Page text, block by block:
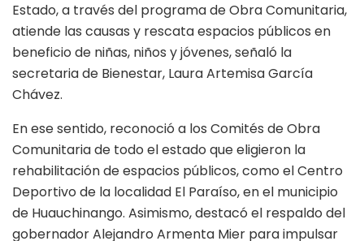
Estado, a través del programa de Obra Comunitaria,
atiende las causas y rescata espacios públicos en
beneficio de niñas, niños y jóvenes, señaló la
secretaria de Bienestar, Laura Artemisa García
Chávez.
En ese sentido, reconoció a los Comités de Obra
Comunitaria de todo el estado que eligieron la
rehabilitación de espacios públicos, como el Centro
Deportivo de la localidad El Paraíso, en el municipio
de Huauchinango. Asimismo, destacó el respaldo del
gobernador Alejandro Armenta Mier para impulsar